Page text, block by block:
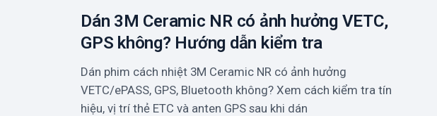
Dán 3M Ceramic NR có ảnh hưởng VETC,
GPS không? Hướng dẫn kiểm tra
Dán phim cách nhiệt 3M Ceramic NR có ảnh hưởng
VETC/ePASS, GPS, Bluetooth không? Xem cách kiểm tra tín
hiệu, vị trí thẻ ETC và anten GPS sau khi dán